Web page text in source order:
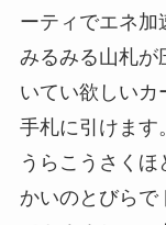
ーティでエネ加
みるみる山札が
いてい欲しいカ
手札に引けます。
うらこうさく
かいのとびらで